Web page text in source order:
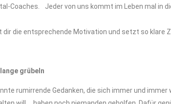
Coaches. Jeder von uns kommt im Leben mal in
dir die entsprechende Motivation und setzt so klare
grübeln
rumirrende Gedanken, die sich immer und